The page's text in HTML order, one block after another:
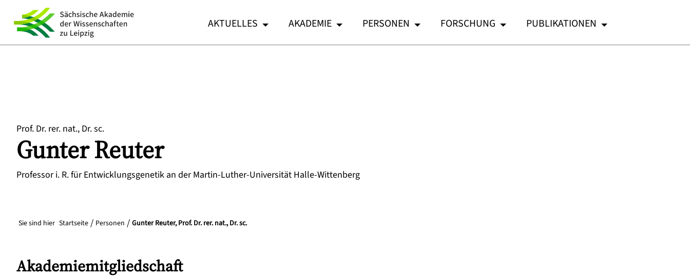
AKTUELLES AKADEMIE PERSONEN FORSCHUNG PUBLIKATIONEN
Prof. Dr. rer. nat., Dr. sc.
GunterReuter
Professor i. R. für Entwicklungsgenetik an der Martin-Luther-Universität Halle-Wittenberg
Sie sind hier Startseite Personen Gunter Reuter, Prof. Dr. rer. nat., Dr. sc.
Akademiemitgliedschaft